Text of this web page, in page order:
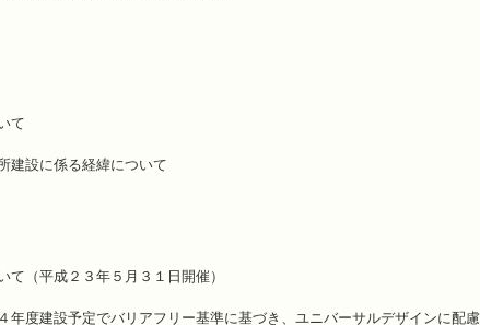
て
建設に係る経緯について
て（平成２３年５月３１日開催）
度建設予定でバリアフリー基準に基づき、ユニバーサルデザインに配